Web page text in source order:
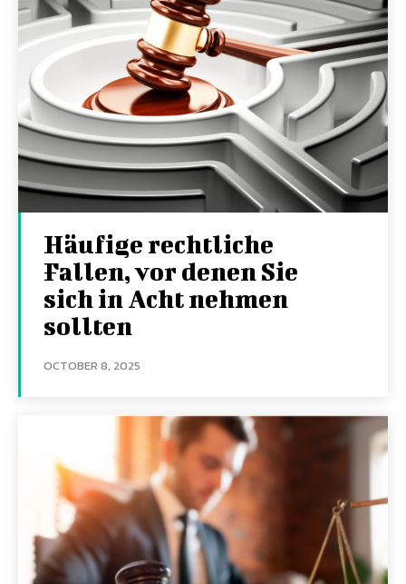
Häufige rechtliche
Fallen, vor denen Sie
sich in Acht nehmen
sollten
OCTOBER 8, 2025